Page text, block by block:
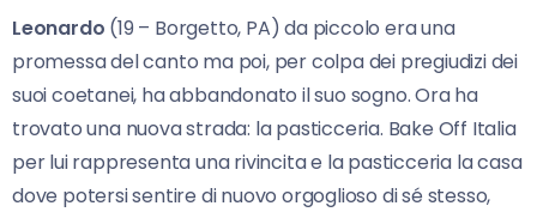
Leonardo (19 – Borgetto, PA) da piccolo era una
promessa del canto ma poi, per colpa dei pregiudizi dei
suoi coetanei, ha abbandonato il suo sogno. Ora ha
trovato una nuova strada: la pasticceria. Bake Off Italia
per lui rappresenta una rivincita e la pasticceria la casa
dove potersi sentire di nuovo orgoglioso di sé stesso,